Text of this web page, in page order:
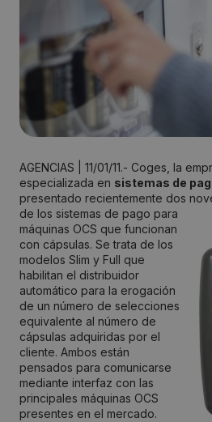
AGENCIAS | 11/01/11.- Coges, la
especializada en sistemas de
presentado recientemente dos
de los sistemas de pago para
máquinas OCS que funcionan
con cápsulas. Se trata de los
modelos Slim y Full que
habilitan el distribuidor
automático para la erogación
de un número de selecciones
equivalente al número de
cápsulas adquiridas por el
cliente. Ambos están
pensados para comunicarse
mediante interfaz con las
principales máquinas OCS
presentes en el mercado.